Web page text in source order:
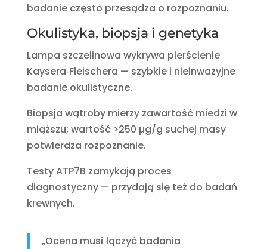
badanie często przesądza o rozpoznaniu.
Okulistyka, biopsja i genetyka
Lampa szczelinowa wykrywa pierścienie
Kaysera‑Fleischera — szybkie i nieinwazyjne
badanie okulistyczne.
Biopsja wątroby mierzy zawartość miedzi w
miąższu; wartość >250 µg/g suchej masy
potwierdza rozpoznanie.
Testy ATP7B zamykają proces
diagnostyczny — przydają się też do badań
krewnych.
„Ocena musi łączyć badania